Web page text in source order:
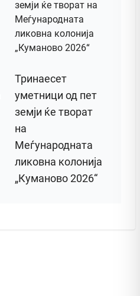
Тринаесет
уметници од пет
земји ќе творат
на
Меѓународната
ликовна колонија
„Куманово 2026“